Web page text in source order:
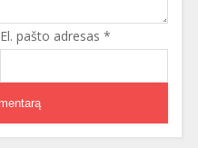
El. pašto adresas *